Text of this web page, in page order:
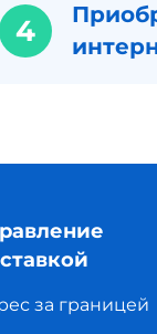
4
за границей